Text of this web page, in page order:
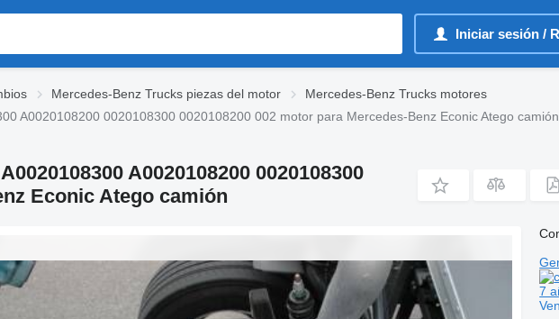
Iniciar sesión /
Mercedes-Benz Trucks piezas del motor
Mercedes-Benz Trucks motores
A0020108200 0020108300 0020108200 002 motor para Mercedes-Benz Econic Atego camión
A0020108200 0020108300
Econic Atego camión
7